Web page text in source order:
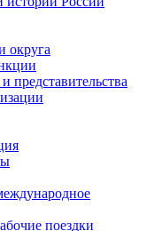
округа
представительства
поездки